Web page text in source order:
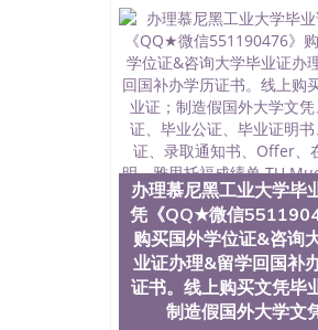
公司确认到账转制作点
成品做好拍照或者视频
明材料 1、教育部学历
站真实存档可查。 3、
与建筑学院、商学院、
工程与科学学院、人文
前十五名，且继续攀升
学、MBA、财务、教育
程、天文学、农业、环
工程、航天工程、土木
机科学、物理学、人工
案； 2、补充毕业证成
同客户本人一起去留服
付余款。 我们对海外大
底纹，钢印LOGO烫金
防伪）都有原版本文凭
办理慕尼黑工业大学毕
凭《QQ★微信
购买国外学位证&咨询
业证办理&留学回国补
证书。线上购买文凭毕
制造假国外大学文